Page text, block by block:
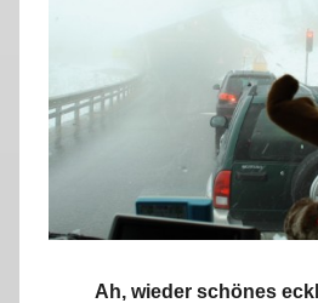
Ah, wieder schönes